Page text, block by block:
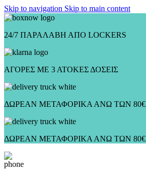
Skip to navigation Skip to main content
24/7 ΠΑΡΑΛΑΒΗ ΑΠΟ LOCKERS
ΑΓΟΡΕΣ ΜΕ 3 ΑΤΟΚΕΣ ΔΟΣΕΙΣ
ΔΩΡΕΑΝ ΜΕΤΑΦΟΡΙΚΑ ΑΝΩ ΤΩΝ 80€
ΔΩΡΕΑΝ ΜΕΤΑΦΟΡΙΚΑ ΑΝΩ ΤΩΝ 80€